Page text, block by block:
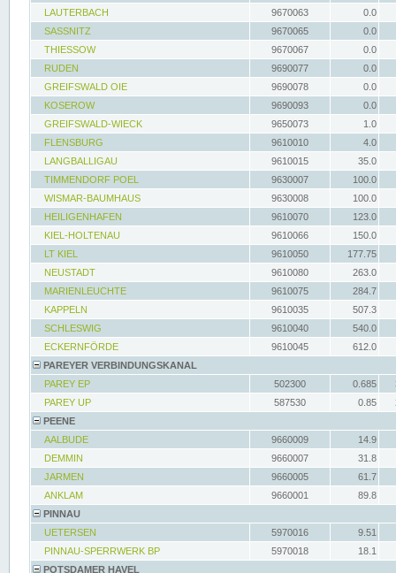
LAUTERBACH
9670063
0.0
SASSNITZ
9670065
0.0
THIESSOW
9670067
0.0
RUDEN
9690077
0.0
GREIFSWALD OIE
9690078
0.0
KOSEROW
9690093
0.0
GREIFSWALD-WIECK
9650073
1.0
FLENSBURG
9610010
4.0
LANGBALLIGAU
9610015
35.0
TIMMENDORF POEL
9630007
100.0
WISMAR-BAUMHAUS
9630008
100.0
HEILIGENHAFEN
9610070
123.0
KIEL-HOLTENAU
9610066
150.0
LT KIEL
9610050
177.75
NEUSTADT
9610080
263.0
MARIENLEUCHTE
9610075
284.7
KAPPELN
9610035
507.3
SCHLESWIG
9610040
540.0
ECKERNFÖRDE
9610045
612.0
PAREYER VERBINDUNGSKANAL
PAREY EP
502300 0.685
PAREY UP
587530 0.85
PEENE
AALBUDE
9660009
14.9
DEMMIN
9660007
31.8
JARMEN
9660005
61.7
ANKLAM
9660001
89.8
PINNAU
UETERSEN
5970016
9.51
PINNAU-SPERRWERK BP
5970018
18.1
POTSDAMER HAVEL